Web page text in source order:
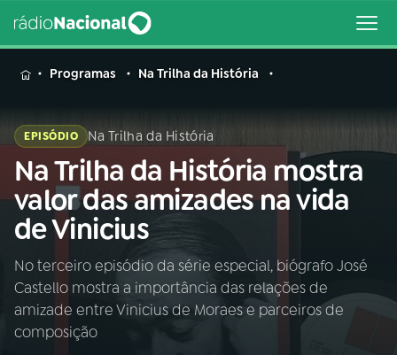
MENU
Buscar
na
Rádio
Nacional
Buscar
AO VIVO
INÍCIO
Programas Na Trilha da História
EPISÓDIO Na Trilha da História
Na Trilha da História mostra
valor das amizades na vida
de Vinicius
No terceiro episódio da série especial, biógrafo José
Castello mostra a importância das relações de
amizade entre Vinicius de Moraes e parceiros de
composição